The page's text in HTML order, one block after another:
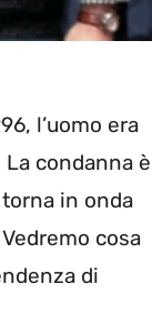
l’uomo era
condanna è
in onda
cosa
di